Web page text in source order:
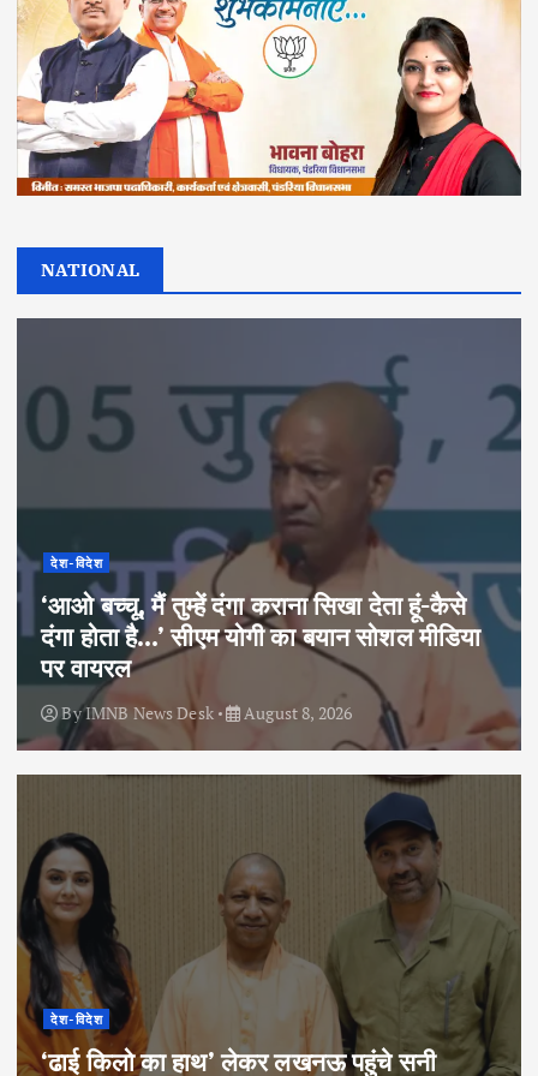
NATIONAL
देश-विदेश
‘आओ बच्चू, मैं तुम्हें दंगा कराना सिखा देता हूं-कैसे
दंगा होता है…’ सीएम योगी का बयान सोशल मीडिया
पर वायरल
ByIMNB News Desk August 8, 2026
देश-विदेश
‘ढाई किलो का हाथ’ लेकर लखनऊ पहुंचे सनी